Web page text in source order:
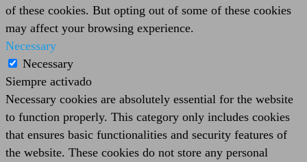
of these cookies. But opting out of some of these cookies
may affect your browsing experience.
Necessary
Necessary
Siempre activado
Necessary cookies are absolutely essential for the website
to function properly. This category only includes cookies
that ensures basic functionalities and security features of
the website. These cookies do not store any personal